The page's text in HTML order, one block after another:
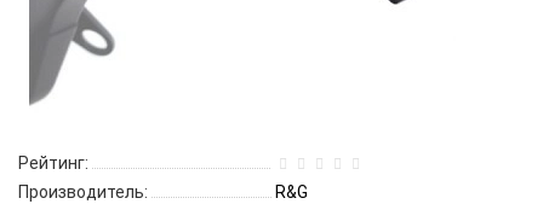
Рейтинг:
Производитель:
R&G